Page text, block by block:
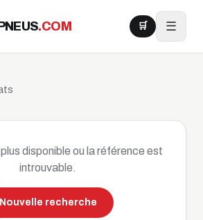
.COM 🛒 ☰
disponible ou la référence est
introuvable.
Nouvelle recherche